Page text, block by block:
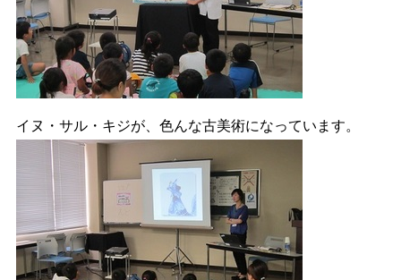
イヌ・サル・キジが、色んな古美術になっています。